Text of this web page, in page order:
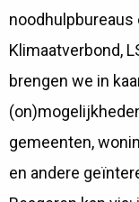
Klimaatverbond,
brengen we in
gemeenten,
en andere